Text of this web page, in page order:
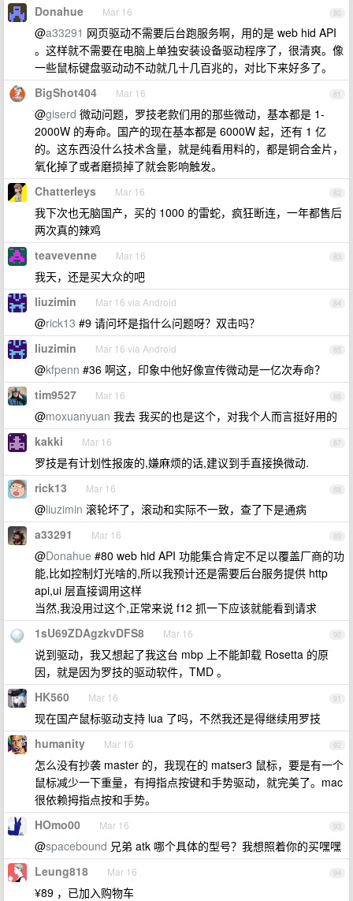
80
Donahue Mar 16
@a33291 网页驱动不需要后台跑服务啊，用的是 web hid API
。这样就不需要在电脑上单独安装设备驱动程序了，很清爽。像
一些鼠标键盘驱动动不动就几十几百兆的，对比下来好多了。
81
BigShot404 Mar 16
@giserd 微动问题，罗技老款们用的那些微动，基本都是 1-
2000W 的寿命。国产的现在基本都是 6000W 起，还有 1 亿
的。这东西没什么技术含量，就是纯看用料的，都是铜合金片，
氧化掉了或者磨损掉了就会影响触发。
82
Chatterleys Mar 16
我下次也无脑国产，买的 1000 的雷蛇，疯狂断连，一年都售后
两次真的辣鸡
83
teavevenne Mar 16
我天，还是买大众的吧
84
liuzimin Mar 16 via Android
@rick13 #9 请问坏是指什么问题呀？双击吗？
85
liuzimin Mar 16 via Android
@kfpenn #36 啊这，印象中他好像宣传微动是一亿次寿命？
86
tim9527 Mar 16
@moxuanyuan 我去 我买的也是这个，对我个人而言挺好用的
87
kakki Mar 16
罗技是有计划性报废的,嫌麻烦的话,建议到手直接换微动.
88
rick13 Mar 16
@liuzimin 滚轮坏了，滚动和实际不一致，查了下是通病
89
a33291 Mar 16
@Donahue #80 web hid API 功能集合肯定不足以覆盖厂商的功
能,比如控制灯光啥的,所以我预计还是需要后台服务提供 http
api,ui 层直接调用这样
当然,我没用过这个,正常来说 f12 抓一下应该就能看到请求
90
1sU69ZDAgzkvDFS8 Mar 16
说到驱动，我又想起了我这台 mbp 上不能卸载 Rosetta 的原
因，就是因为罗技的驱动软件，TMD 。
91
HK560 Mar 16
现在国产鼠标驱动支持 lua 了吗，不然我还是得继续用罗技
92
humanity Mar 16
怎么没有抄袭 master 的，我现在的 matser3 鼠标，要是有一个
鼠标减少一下重量，有拇指点按键和手势驱动，就完美了。mac
很依赖拇指点按和手势。
93
HOmo00 Mar 16
@spacebound 兄弟 atk 哪个具体的型号？我想照着你的买嘿嘿
94
Leung818 Mar 16
¥89 ，已加入购物车